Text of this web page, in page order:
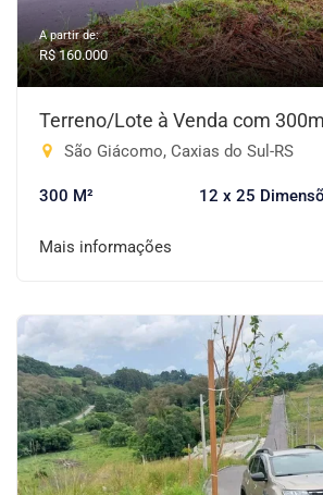
A partir de:
R$ 160.000
Terreno/Lote à Venda com
São Giácomo, Caxias do Sul-RS
300 M² 12 x 25
Mais informações